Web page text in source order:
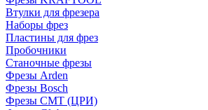
Втулки для фрезера
Наборы фрез
Пластины для фрез
Пробочники
Станочные фрезы
Фрезы Arden
Фрезы Bosch
Фрезы CMT (ЦРИ)